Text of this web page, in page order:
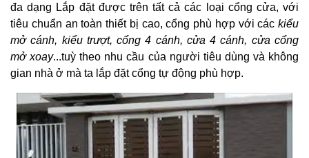
đa dạng Lắp đặt được trên tất cả các loại cổng cửa, với
tiêu chuẩn an toàn thiết bị cao, cổng phù hợp với các kiểu
mở cánh, kiểu trượt, cổng 4 cánh, cửa 4 cánh, cửa cổng
mở xoay...tuỳ theo nhu cầu của người tiêu dùng và không
gian nhà ở mà ta lắp đặt cổng tự động phù hợp.